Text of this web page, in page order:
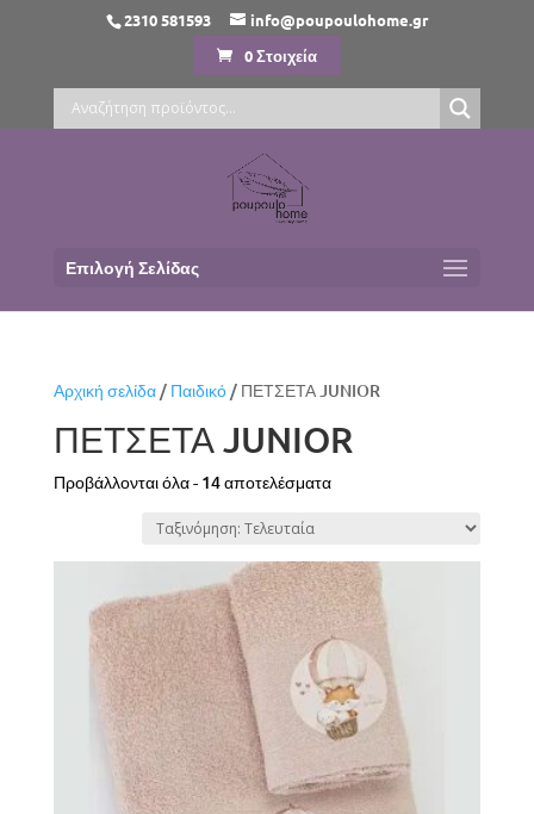
2310 581593
info@poupoulohome.gr
0 Στοιχεία
Επιλογή Σελίδας
Αρχική σελίδα/ Παιδικό/ ΠΕΤΣΕΤΑ JUNIOR
ΠΕΤΣΕΤΑ JUNIOR
Προβάλλονται όλα - 14 αποτελέσματαSorted